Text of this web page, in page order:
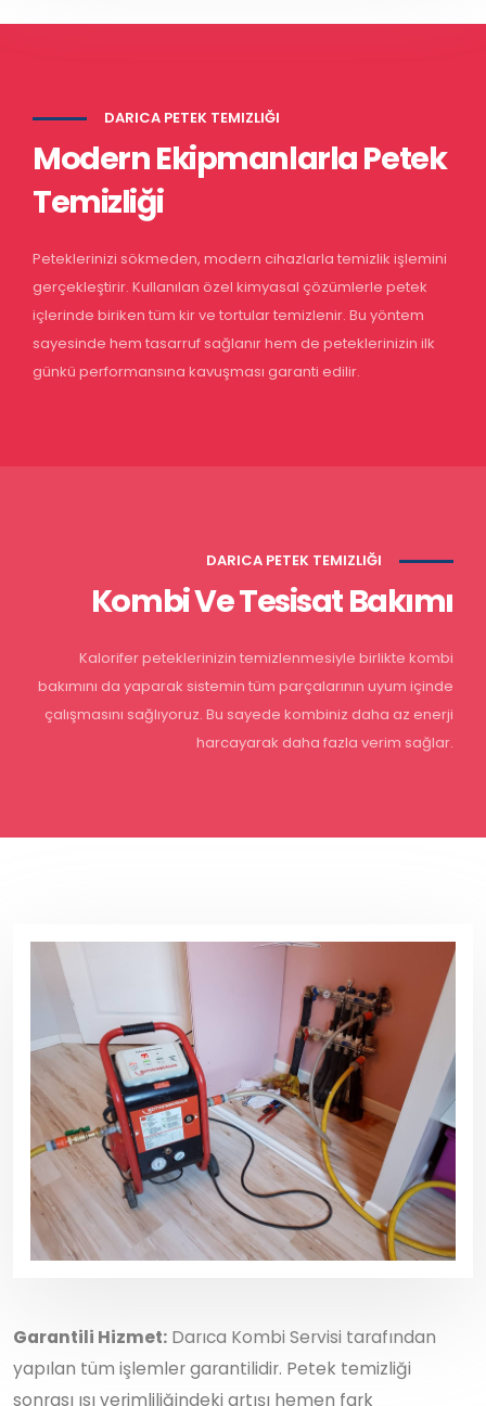
DARICA PETEK TEMIZLIĞI
Modern Ekipmanlarla Petek
Temizliği
Peteklerinizi sökmeden, modern cihazlarla temizlik işlemini
gerçekleştirir. Kullanılan özel kimyasal çözümlerle petek
içlerinde biriken tüm kir ve tortular temizlenir. Bu yöntem
sayesinde hem tasarruf sağlanır hem de peteklerinizin ilk
günkü performansına kavuşması garanti edilir.
DARICA PETEK TEMIZLIĞI
Kombi Ve Tesisat Bakımı
Kalorifer peteklerinizin temizlenmesiyle birlikte kombi
bakımını da yaparak sistemin tüm parçalarının uyum içinde
çalışmasını sağlıyoruz. Bu sayede kombiniz daha az enerji
harcayarak daha fazla verim sağlar.
Garantili Hizmet: Darıca Kombi Servisi tarafından
yapılan tüm işlemler garantilidir. Petek temizliği
sonrası ısı verimliliğindeki artışı hemen fark